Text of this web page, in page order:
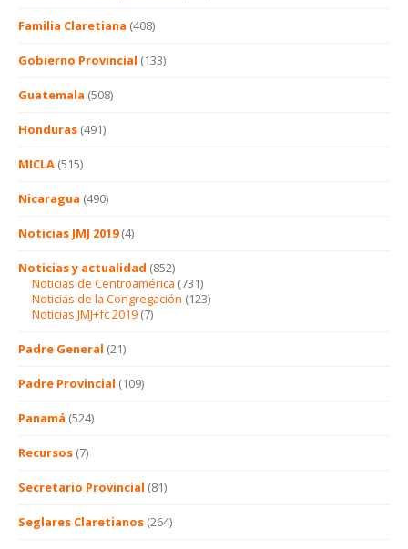
Familia Claretiana (408)
Gobierno Provincial (133)
Guatemala (508)
Honduras (491)
MICLA (515)
Nicaragua (490)
Noticias JMJ 2019(4)
Noticias y actualidad (852)
Noticias de Centroamérica (731)
Noticias de la Congregación (123)
Noticias JMJ+fc 2019 (7)
Padre General (21)
Padre Provincial (109)
Panamá (524)
Recursos (7)
Secretario Provincial (81)
Seglares Claretianos (264)